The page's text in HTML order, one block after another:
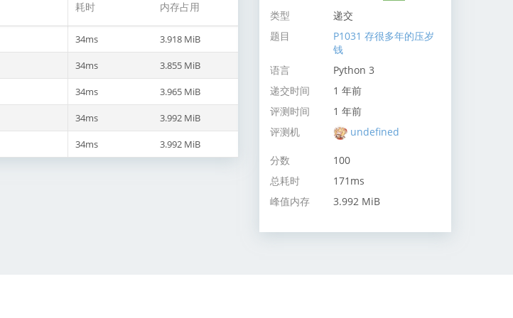
耗时 内存占用
34ms 3.918 MiB
34ms 3.855 MiB
34ms 3.965 MiB
34ms 3.992 MiB
34ms 3.992 MiB
类型
递交
题目
P1031 存很多年的压岁
钱
语言
Python 3
递交时间
1 年前
评测时间
1 年前
评测机
undefined
分数
100
总耗时
171ms
峰值内存
3.992 MiB